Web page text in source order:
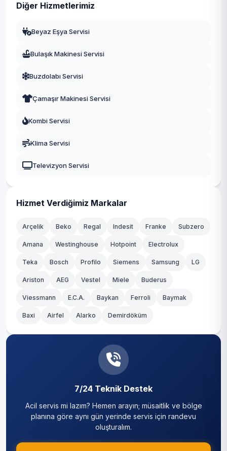
Diğer Hizmetlerimiz
Beyaz Eşya Servisi
Bulaşık Makinesi Servisi
Buzdolabı Servisi
Çamaşır Makinesi Servisi
Kombi Servisi
Klima Servisi
Televizyon Servisi
Hizmet Verdiğimiz Markalar
Arçelik Beko Regal Indesit Franke Subzero
Amana Westinghouse Hotpoint Electrolux
Teka Bosch Profilo Siemens Samsung LG
Ariston AEG Vestel Miele Buderus
Viessmann E.C.A. Baykan Ferroli Baymak
Baxi Airfel Alarko Demirdöküm
7/24 Teknik Destek
Acil servis mi lazım? Hemen arayın; müsaitlik ve bölge
planına göre aynı gün yerinde servis için randevu
oluşturalım.